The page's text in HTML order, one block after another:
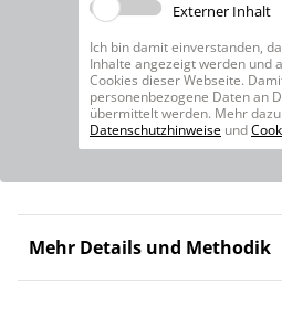
Externer Inhalt
Ich bin damit einverstanden,
Inhalte angezeigt werden und
Cookies dieser Webseite.
personenbezogene Daten an
übermittelt werden. Mehr
Datenschutzhinweise und
Mehr Details und Methodik